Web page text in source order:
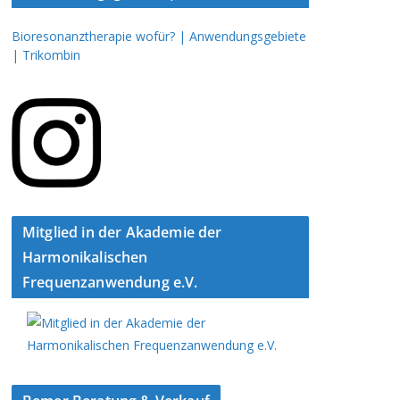
Bioresonanztherapie wofür? | Anwendungsgebiete
| Trikombin
Mitglied in der Akademie der
Harmonikalischen
Frequenzanwendung e.V.